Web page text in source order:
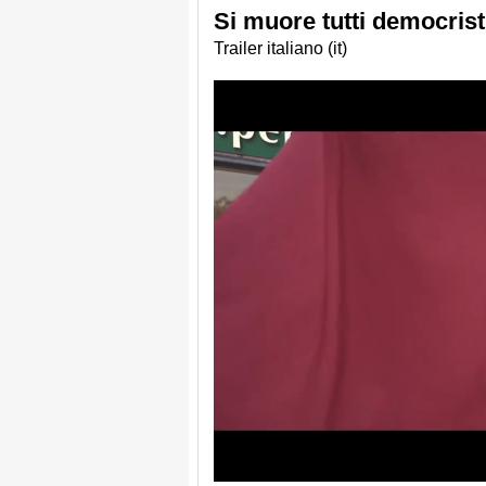
Si muore tutti
Trailer italiano (it)